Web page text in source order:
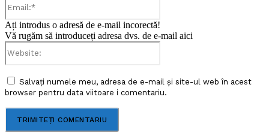
Ați introdus o adresă de e-mail incorectă!
Vă rugăm să introduceți adresa dvs. de e-mail aici
Salvați numele meu, adresa de e-mail și site-ul web în acest
browser pentru data viitoare i comentariu.